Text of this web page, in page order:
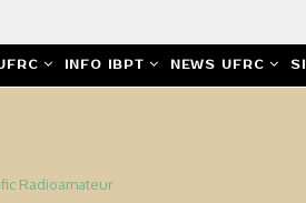
INFO IBPT NEWS UFRC
Radioamateur